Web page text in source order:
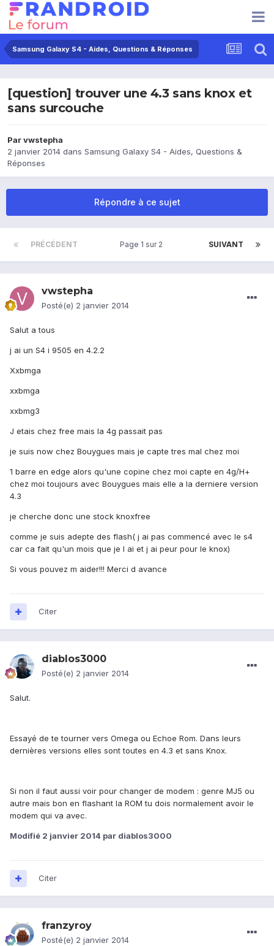
Samsung Galaxy S4 - Aides, Questions & Réponses
[question] trouver une 4.3 sans knox et
sans surcouche
Parvwstepha
2 janvier 2014 dans Samsung Galaxy S4 - Aides, Questions &
Réponses
Répondre à ce sujet
PRÉCÉDENT SUIVANT
Page 1 sur 2
vwstepha
Posté(e) 2 janvier 2014
Salut a tous
j ai un S4 i 9505 en 4.2.2
Xxbmga
xxbmga
xxbmg3
J etais chez free mais la 4g passait pas
je suis now chez Bouygues mais je capte tres mal chez moi
1 barre en edge alors qu'une copine chez moi capte en 4g/H+
chez moi toujours avec Bouygues mais elle a la derniere version
4.3
je cherche donc une stock knoxfree
comme je suis adepte des flash( j ai pas commencé avec le s4
car ca fait qu'un mois que je l ai et j ai peur pour le knox)
Si vous pouvez m aider!!! Merci d avance
Citer
diablos3000
Posté(e) 2 janvier 2014
Salut.
Essayé de te tourner vers Omega ou Echoe Rom. Dans leurs
dernières versions elles sont toutes en 4.3 et sans Knox.
Si non il faut aussi voir pour changer de modem : genre MJ5 ou
autre mais bon en flashant la ROM tu dois normalement avoir le
modem qui va avec.
Modifié 2 janvier 2014 par diablos3000
Citer
franzyroy
Posté(e) 2 janvier 2014